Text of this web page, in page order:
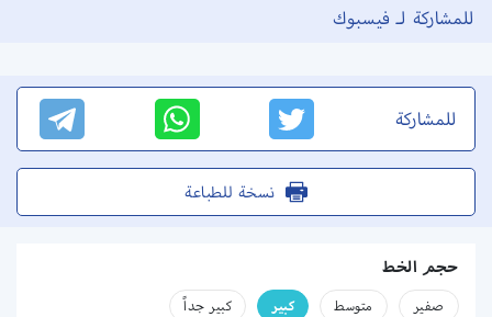
للمشاركة لـ فيسبوك
للمشاركة
نسخة للطباعة
حجم الخط
صفير متوسط كبير كبير جداً